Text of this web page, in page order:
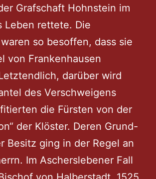
Grafschaft Hohnstein im
Leben rettete. Die
so besoffen, dass sie
von Frankenhausen
darüber wird
des Verschweigens
die Fürsten von der
der Klöster. Deren Grund-
Besitz ging in der Regel an
Im Ascherslebener Fall